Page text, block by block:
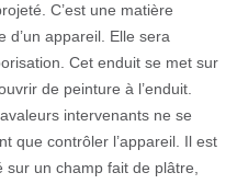
C’est une matière
d’un appareil. Elle sera
Cet enduit se met sur
de peinture à l’enduit.
intervenants ne se
que contrôler l’appareil. Il est
un champ fait de plâtre,